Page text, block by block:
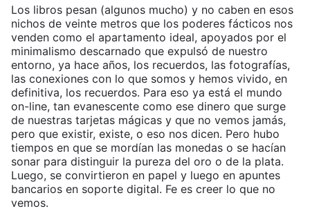
Los libros pesan (algunos mucho) y no caben en esos
nichos de veinte metros que los poderes fácticos nos
venden como el apartamento ideal, apoyados por el
minimalismo descarnado que expulsó de nuestro
entorno, ya hace años, los recuerdos, las fotografías,
las conexiones con lo que somos y hemos vivido, en
definitiva, los recuerdos. Para eso ya está el mundo
on-line, tan evanescente como ese dinero que surge
de nuestras tarjetas mágicas y que no vemos jamás,
pero que existir, existe, o eso nos dicen. Pero hubo
tiempos en que se mordían las monedas o se hacían
sonar para distinguir la pureza del oro o de la plata.
Luego, se convirtieron en papel y luego en apuntes
bancarios en soporte digital. Fe es creer lo que no
vemos.